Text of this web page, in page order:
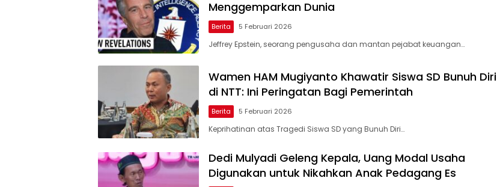
Menggemparkan Dunia
Berita 5 Februari 2026
Jeffrey Epstein, seorang pengusaha dan mantan pejabat keuangan…
Wamen HAM Mugiyanto Khawatir Siswa SD Bunuh Diri
di NTT: Ini Peringatan Bagi Pemerintah
Berita 5 Februari 2026
Keprihatinan atas Tragedi Siswa SD yang Bunuh Diri…
Dedi Mulyadi Geleng Kepala, Uang Modal Usaha
Digunakan untuk Nikahkan Anak Pedagang Es